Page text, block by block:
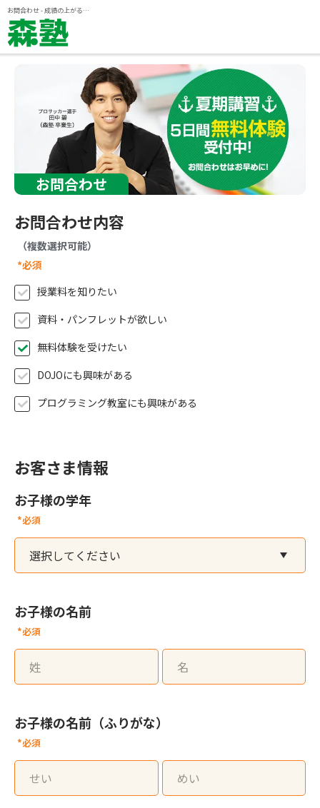
お問合わせ - 成績の上がる個別指導塾『森塾』
お問合わせ
お問合わせ内容
（複数選択可能）
*必須
授業料を知りたい
資料・パンフレットが欲しい
無料体験を受けたい
DOJOにも興味がある
プログラミング教室にも興味がある
お客さま情報
お子様の学年
*必須
お子様の名前
*必須
お子様の名前（ふりがな）
*必須